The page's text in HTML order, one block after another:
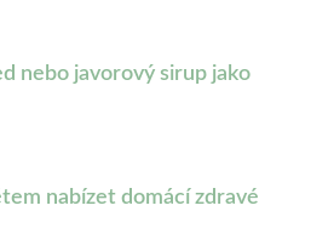
nebo javorový sirup jako
nabízet domácí zdravé